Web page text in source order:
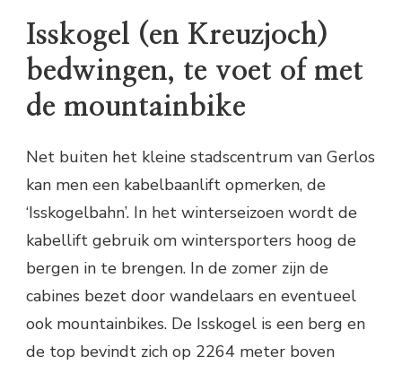
Isskogel (en Kreuzjoch)
bedwingen, te voet of met
de mountainbike
Net buiten het kleine stadscentrum van Gerlos
kan men een kabelbaanlift opmerken, de
‘Isskogelbahn’. In het winterseizoen wordt de
kabellift gebruik om wintersporters hoog de
bergen in te brengen. In de zomer zijn de
cabines bezet door wandelaars en eventueel
ook mountainbikes. De Isskogel is een berg en
de top bevindt zich op 2264 meter boven